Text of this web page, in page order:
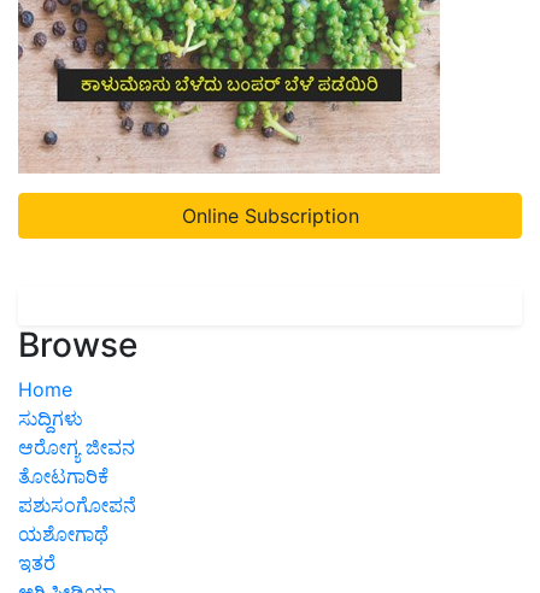
Online Subscription
Browse
Home
ಸುದ್ದಿಗಳು
ಆರೋಗ್ಯ ಜೀವನ
ತೋಟಗಾರಿಕೆ
ಪಶುಸಂಗೋಪನೆ
ಯಶೋಗಾಥೆ
ಇತರೆ